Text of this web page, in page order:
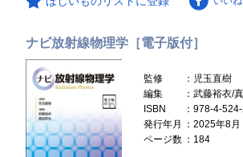
ナビ放射線物理学［電子版付］
監修
：児玉直樹
編集
：武藤裕衣/
ISBN
：978-4-
発行年月
：2025年8月
ページ数 ：184